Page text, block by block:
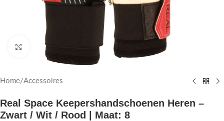
Click to enlarge
Home/Accessoires
Real Space Keepershandschoenen Heren –
Zwart / Wit / Rood | Maat: 8